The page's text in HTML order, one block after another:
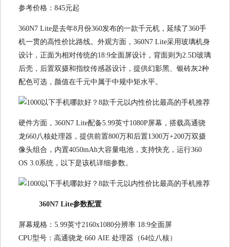
参考价格：845元起
360N7 Lite是去年8月份360发布的一款千元机，延续了360手
机一贯的高性价比路线。外观方面，360N7 Lite采用玻璃机身
设计，正面为相对传统的18:9全面屏设计，背面则为2.5D玻璃
后壳，后置双摄和指纹传感器设计，提供幻影黑、银砖灰2种
配色可选，颜值在千元中属于中规中矩水平。
硬件方面，360N7 Lite配备5.99英寸1080P屏幕，搭载高通骁
龙660八核处理器，提供前置800万和后置1300万+200万双摄
像头组合，内置4050mAh大容量电池，支持快充，运行360
OS 3.0系统，以下是该机详细参数。
360N7 Lite参数配置
屏幕规格：5.99英寸2160x1080分辨率 18:9全面屏
CPU型号：高通骁龙 660 AIE 处理器（64位八核）